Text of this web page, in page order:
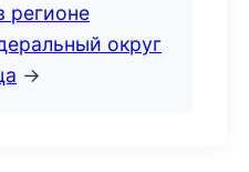
регионе
округ
→